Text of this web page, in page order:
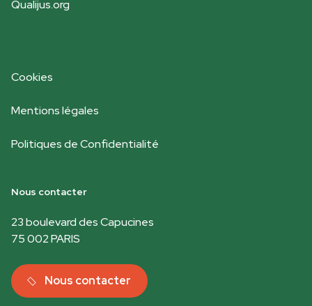
Qualijus.org
Cookies
Mentions légales
Politiques de Confidentialité
Nous contacter
23 boulevard des Capucines
75 002 PARIS
Nous contacter